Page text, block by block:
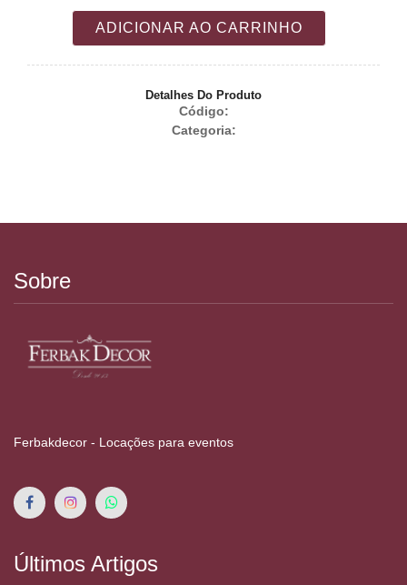
ADICIONAR AO CARRINHO
Detalhes Do Produto
Código:
Categoria:
Sobre
Ferbakdecor - Locações para eventos
Últimos Artigos